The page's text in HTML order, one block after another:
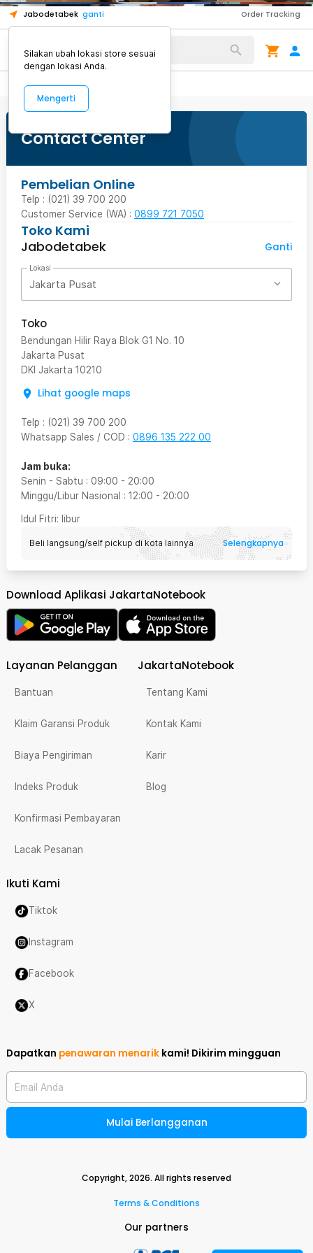
Jabodetabek ganti Order Tracking
Alat Kopi
1
4
Contact Center
Pembelian Online
Telp : (021) 39 700 200
Customer Service (WA) : 0899 721 7050
Toko Kami
Jabodetabek
Ganti
Lokasi
Jakarta Pusat
Toko
Bendungan Hilir Raya Blok G1 No. 10
Jakarta Pusat
DKI Jakarta 10210
Lihat google maps
Telp : (021) 39 700 200
Whatsapp Sales / COD : 0896 135 222 00
Jam buka:
Senin - Sabtu : 09:00 - 20:00
Minggu/Libur Nasional : 12:00 - 20:00
Idul Fitri: libur
Beli langsung/self pickup di kota lainnya Selengkapnya
Download Aplikasi JakartaNotebook
Layanan Pelanggan
Bantuan
Klaim Garansi Produk
Biaya Pengiriman
Indeks Produk
Konfirmasi Pembayaran
Lacak Pesanan
JakartaNotebook
Tentang Kami
Kontak Kami
Karir
Blog
Ikuti Kami
Tiktok
Instagram
Facebook
X
Dapatkan penawaran menarik kami! Dikirim mingguan
Email Anda
Mulai Berlangganan
Copyright,2026. All rights reserved
Terms & Conditions
Our partners
Silakan ubah lokasi store sesuai
dengan lokasi Anda.
Mengerti